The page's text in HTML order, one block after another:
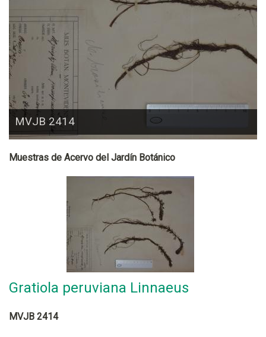
MVJB 2414
Muestras de Acervo del Jardín Botánico
Gratiola peruviana Linnaeus
MVJB 2414